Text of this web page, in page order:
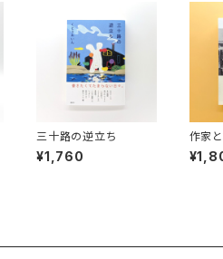
三十路の逆立ち
¥1,760
作家